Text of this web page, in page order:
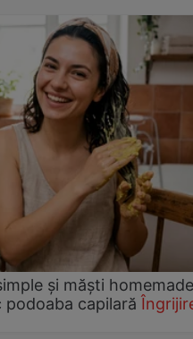
și măști homemade
capilară